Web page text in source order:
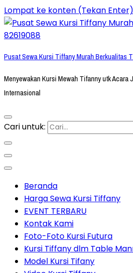
Lompat ke konten (Tekan Enter)
Pusat Sewa Kursi Tiffany Murah Berkualitas
Menyewakan Kursi Mewah Tifanny utk Acara
Internasional
Cari untuk:
Beranda
Harga Sewa Kursi Tiffany
EVENT TERBARU
Kontak Kami
Foto-Foto Kursi Futura
Kursi Tiffany dlm Table
Model Kursi Tifany